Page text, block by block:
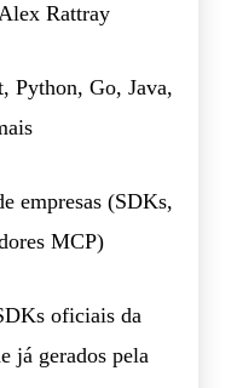
Rattray
Python, Go, Java,
empresas (SDKs,
MCP)
oficiais da
já gerados pela